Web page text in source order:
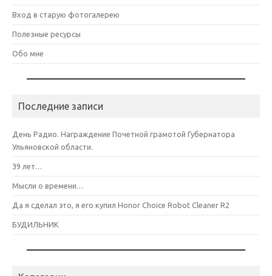
Вход в старую фотогалерею
Полезные ресурсы
Обо мне
Последние записи
День Радио. Награждение Почетной грамотой Губернатора
Ульяновской области.
39 лет…
Мысли о времени…
Да я сделал это, я его купил Honor Choice Robot Cleaner R2
БУДИЛЬНИК